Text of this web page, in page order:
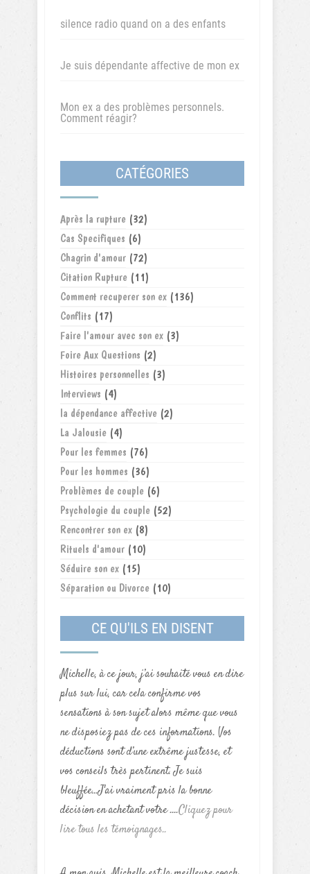
silence radio quand on a des enfants
Je suis dépendante affective de mon ex
Mon ex a des problèmes personnels.
Comment réagir?
CATÉGORIES
Après la rupture (32)
Cas Specifiques (6)
Chagrin d'amour (72)
Citation Rupture (11)
Comment recuperer son ex (136)
Conflits (17)
Faire l'amour avec son ex (3)
Foire Aux Questions (2)
Histoires personnelles (3)
Interviews (4)
la dépendance affective (2)
La Jalousie (4)
Pour les femmes (76)
Pour les hommes (36)
Problèmes de couple (6)
Psychologie du couple (52)
Rencontrer son ex (8)
Rituels d'amour (10)
Séduire son ex (15)
Séparation ou Divorce (10)
CE QU'ILS EN DISENT
Michelle, à ce jour, j’ai souhaité vous en dire
plus sur lui, car cela confirme vos
sensations à son sujet alors même que vous
ne disposiez pas de ces informations. Vos
déductions sont d’une extrême justesse, et
vos conseils très pertinent. Je suis
bleuffée...J'ai vraiment pris la bonne
décision en achetant votre ....Cliquez pour
lire tous les témoignages..